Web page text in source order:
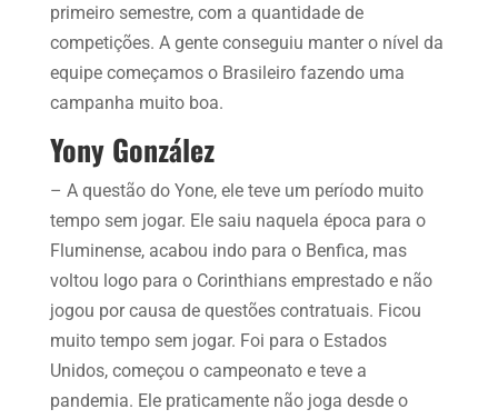
primeiro semestre, com a quantidade de
competições. A gente conseguiu manter o nível da
equipe começamos o Brasileiro fazendo uma
campanha muito boa.
Yony González
– A questão do Yone, ele teve um período muito
tempo sem jogar. Ele saiu naquela época para o
Fluminense, acabou indo para o Benfica, mas
voltou logo para o Corinthians emprestado e não
jogou por causa de questões contratuais. Ficou
muito tempo sem jogar. Foi para o Estados
Unidos, começou o campeonato e teve a
pandemia. Ele praticamente não joga desde o